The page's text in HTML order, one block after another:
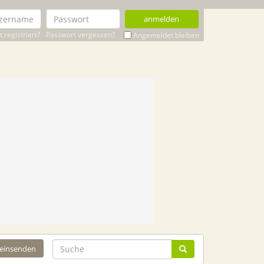
anmelden
registriert? Passwort vergessen? Angemeldet bleiben